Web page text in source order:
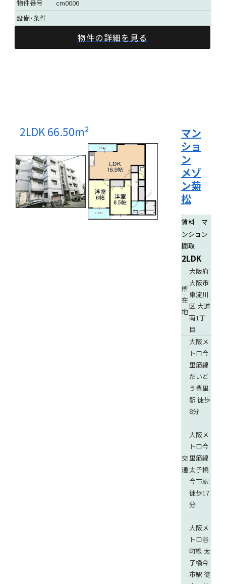
物件番号
cm0006
設備・条件
物件の詳細を見る
2LDK 66.50m²
マン
ショ
ン
メゾ
ン菊
松
賃料
マ
ンション
間取
2LDK
所
在
地
大阪府
大阪市
東淀川
区 大道
南1丁
目
交
通
大阪メ
トロ今
里筋線
だいど
う豊里
駅 徒歩
8分
大阪メ
トロ今
里筋線
太子橋
今市駅
徒歩17
分
大阪メ
トロ谷
町線 太
子橋今
市駅 徒